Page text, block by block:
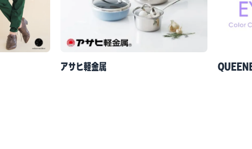
アサヒ軽金属